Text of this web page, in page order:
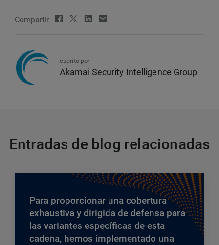
Compartir
escrito por
Akamai Security Intelligence Group
Entradas de blog relacionadas
Para proporcionar una cobertura
exhaustiva y dirigida de defensa para
las variantes específicas de esta
cadena, hemos implementado una